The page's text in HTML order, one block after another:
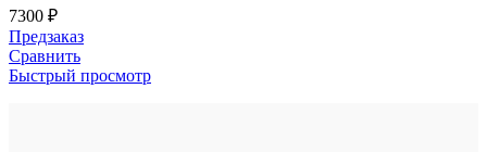
7300 ₽
Предзаказ
Сравнить
Быстрый просмотр